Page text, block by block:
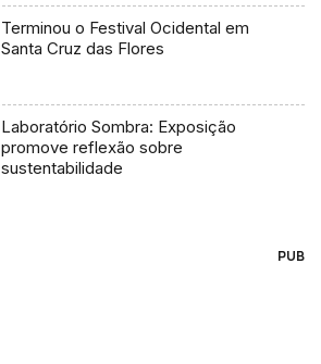
Terminou o Festival Ocidental em
Santa Cruz das Flores
Laboratório Sombra: Exposição
promove reflexão sobre
sustentabilidade
PUB